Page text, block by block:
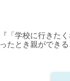
『「学校に行きた
ったとき親ができ